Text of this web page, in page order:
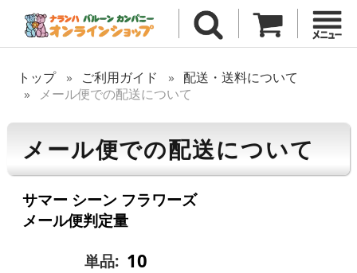
トップ ご利用ガイド
配送・送料について
メール便での配送について
メール便での配送について
サマー シーン フラワーズ
メール便判定量
単品: 10